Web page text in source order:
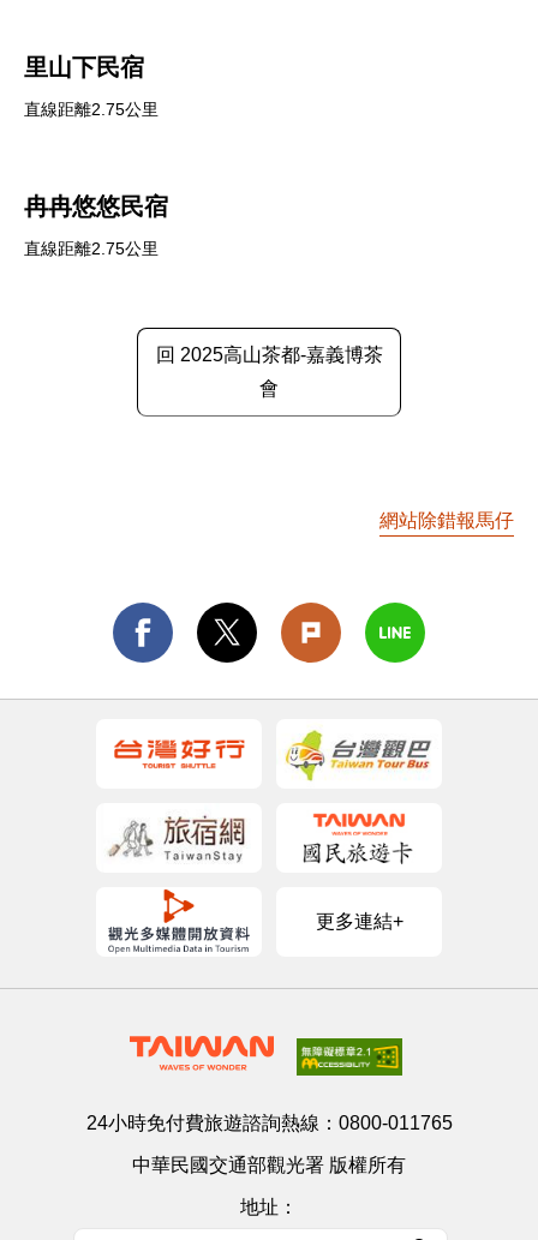
里山下民宿
直線距離2.75公里
冉冉悠悠民宿
直線距離2.75公里
回 2025高山茶都-嘉義博茶
會
網站除錯報馬仔
更多連結+
24小時免付費旅遊諮詢熱線： 0800-011765
中華民國交通部觀光署 版權所有
地址：